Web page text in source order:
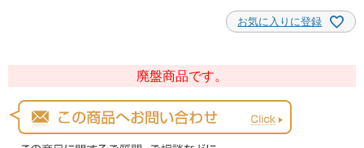
お気に入りに登録
廃盤商品です。